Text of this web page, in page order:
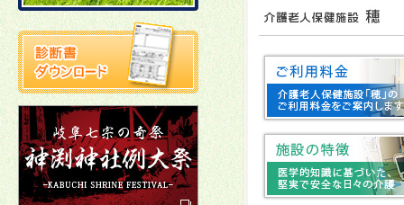
2025年10月22日
2025年10月03日
2025年10月02日